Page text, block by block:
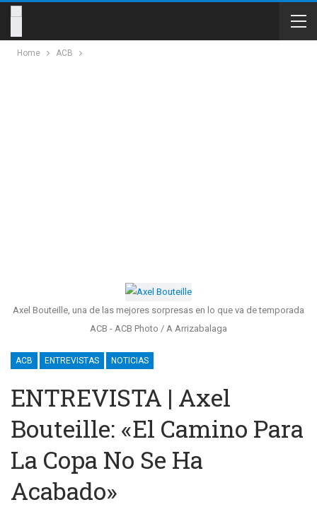
Home ACB
Axel Bouteille, una de las mejores sorpresas en lo que va de temporada
ACB - ACB Photo / A Arrizabalaga
ACB ENTREVISTAS NOTICIAS
ENTREVISTA | Axel
Bouteille: «El Camino Para
La Copa No Se Ha
Acabado»